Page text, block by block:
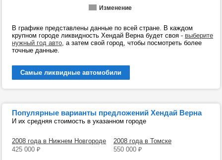
Изменение
В графике представлены данные по всей стране. В каждом
крупном городе ликвидность Хендай Верна будет своя - выберите
нужный год авто, а затем свой город, чтобы посмотреть более
точные данные.
Самые ликвидные автомобили
Популярные варианты предложений Хендай Верна
И их средняя стоимость в указанном городе
2008 года в Нижнем Новгороде
425 000 ₽
2008 года в Томске
550 000 ₽